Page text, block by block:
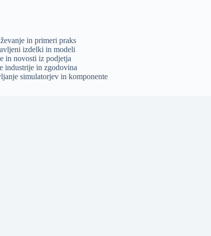
in primeri praks
izdelki in modeli
in novosti iz podjetja
industrije in zgodovina
simulatorjev in komponente